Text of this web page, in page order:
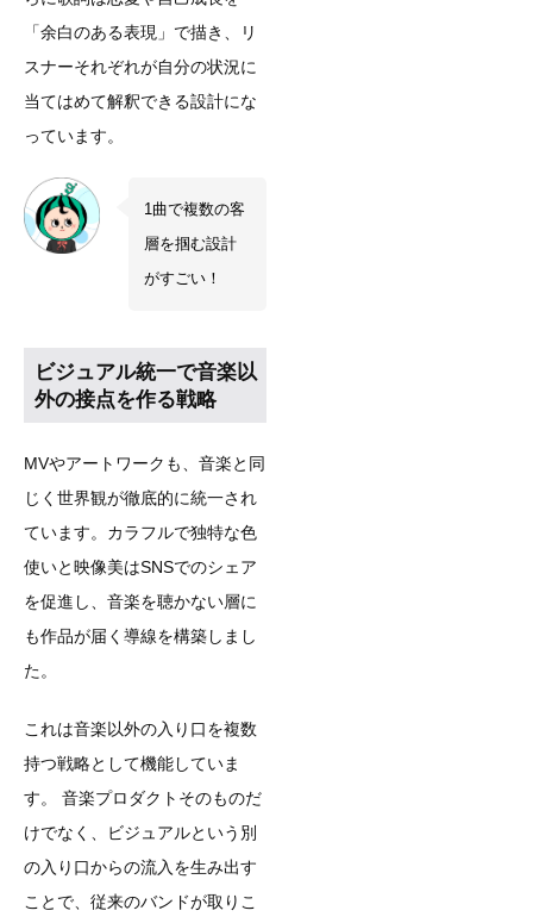
「余白のある表現」で描き、リ
スナーそれぞれが自分の状況に
当てはめて解釈できる設計にな
っています。
1曲で複数の客
層を掴む設計
がすごい！
ビジュアル統一で音楽以
外の接点を作る戦略
MVやアートワークも、音楽と同
じく世界観が徹底的に統一され
ています。カラフルで独特な色
使いと映像美はSNSでのシェア
を促進し、音楽を聴かない層に
も作品が届く導線を構築しまし
た。
これは音楽以外の入り口を複数
持つ戦略として機能していま
す。 音楽プロダクトそのものだ
けでなく、ビジュアルという別
の入り口からの流入を生み出す
ことで、従来のバンドが取りこ